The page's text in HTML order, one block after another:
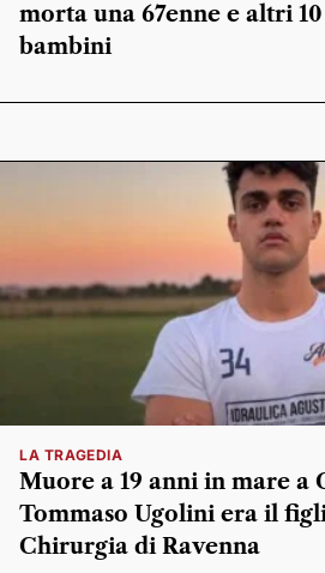
morta una 67enne e altri
bambini
LA TRAGEDIA
Muore a 19 anni in mare a
Tommaso Ugolini era il
Chirurgia di Ravenna